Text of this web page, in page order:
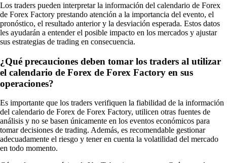
Los traders pueden interpretar la información del calendario de Forex
de Forex Factory prestando atención a la importancia del evento, el
pronóstico, el resultado anterior y la desviación esperada. Estos datos
les ayudarán a entender el posible impacto en los mercados y ajustar
sus estrategias de trading en consecuencia.
¿Qué precauciones deben tomar los traders al utilizar
el calendario de Forex de Forex Factory en sus
operaciones?
Es importante que los traders verifiquen la fiabilidad de la información
del calendario de Forex de Forex Factory, utilicen otras fuentes de
análisis y no se basen únicamente en los eventos económicos para
tomar decisiones de trading. Además, es recomendable gestionar
adecuadamente el riesgo y tener en cuenta la volatilidad del mercado
en todo momento.